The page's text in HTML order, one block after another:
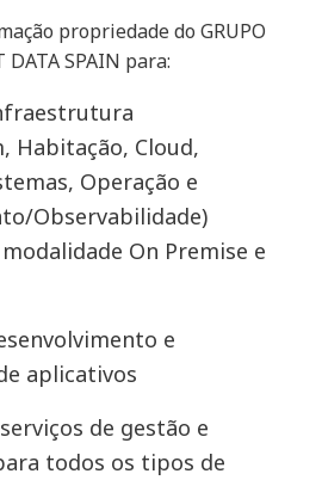
propriedade do GRUPO
DATA SPAIN para:
Habitação, Cloud,
Operação e
Observabilidade)
On Premise e
e
aplicativos
de gestão e
todos os tipos de